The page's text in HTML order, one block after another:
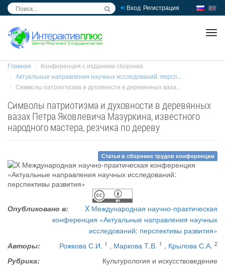
Вход Регистрация
Главная
Конференция с изданием сборника
Актуальные направления научных исследований: персп...
Символы патриотизма и духовности в деревянных ваза...
Символы патриотизма и духовности в деревянных
вазах Петра Яковлевича Мазуркина, известного
народного мастера, резчика по дереву
Статья в сборнике трудов конференции
Опубликовано в:
X Международная научно-практическая
конференция «Актуальные направления научных
исследований: перспективы развития»
Авторы:
Рожкова С.И. 1 , Маркова Т.В. 1 , Крылова С.А. 2
Рубрика:
Культурология и искусствоведение